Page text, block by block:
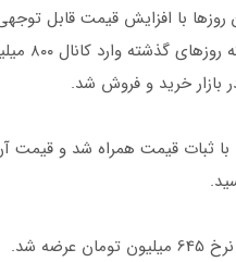
روزها با افزایش قیمت قابل
شد.